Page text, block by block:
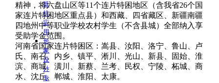
算
机
应
用
形
象
设
计
专
精神，将六盘山区等11个连片特困地区（含我省26个国
家连片特困地区重点县）和西藏、四省藏区、新疆南疆
四地州中等职业学校农村学生（不含县城）全部纳入享
受助学金范围。
河南省国家连片特困区：嵩县、汝阳、洛宁、鲁山、卢
氏、南召、内乡、镇平、淅川、光山、新县、固始、淮
滨、商城、潢川、新蔡、兰考、民权、宁陵、柘城、商
水、沈丘、郸城、淮阳、太康。